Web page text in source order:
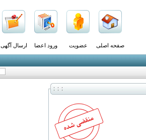
صفحه اصلی عضویت ورود اعضا ارسال آگهی